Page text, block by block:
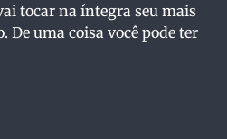
tocar na íntegra seu mais
De uma coisa você pode ter